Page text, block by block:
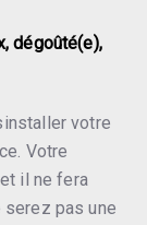
dégoûté(e),
votre
Votre
il ne fera
serez pas une